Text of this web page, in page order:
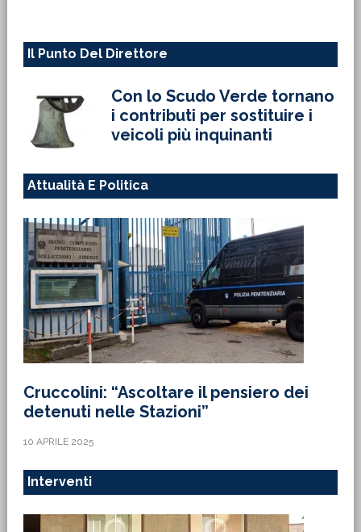
Il Punto Del Direttore
Con lo Scudo Verde tornano
i contributi per sostituire i
veicoli più inquinanti
Attualità E Politica
Cruccolini: “Ascoltare il pensiero dei
detenuti nelle Stazioni”
10 APRILE 2025
Interventi